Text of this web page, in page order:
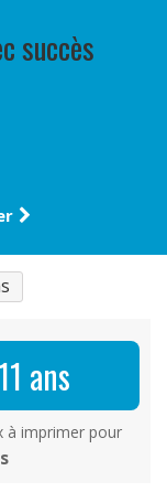
succès
ans
à imprimer pour